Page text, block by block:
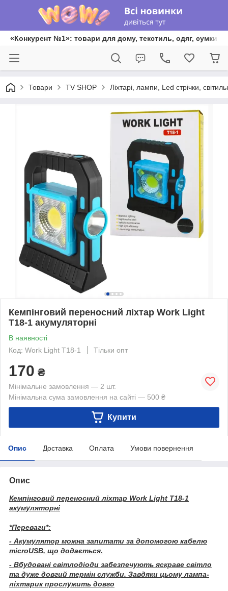
«Конкурент №1»: товари для дому, текстиль, одяг, сумки
Товари TV SHOP Ліхтарі, лампи, Led стрічки,
Кемпінговий переносний ліхтар Work Light
T18-1 акумуляторні
В наявності
Код: Work Light T18-1
Тільки опт
170 ₴
Мінімальне замовлення — 2 шт.
Мінімальна сума замовлення на сайті — 500 ₴
Купити
Опис Доставка Оплата Умови повернення
Опис
Кемпінговий переносний ліхтар Work Light T18-1
акумуляторні
*Переваги*:
- Акумулятор можна запитати за допомогою кабелю
microUSB, що додається.
- Вбудовані світлодіоди забезпечують яскраве світло
та дуже довгий термін служби. Завдяки цьому лампа-
ліхтарик прослужить довго